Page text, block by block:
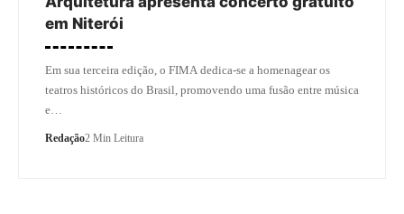
em Niterói
Em sua terceira edição, o FIMA dedica-se a homenagear os
teatros históricos do Brasil, promovendo uma fusão entre música
e…
Redação2 Min Leitura